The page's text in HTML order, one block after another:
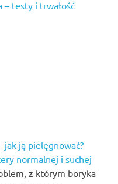
– testy i trwałość
jak ją pielęgnować?
normalnej i suchej
z którym boryka